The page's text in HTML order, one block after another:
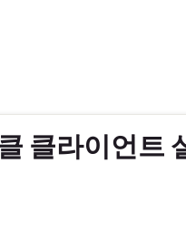
클라이언트